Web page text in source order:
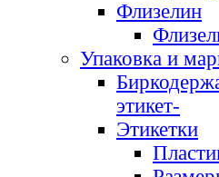
Флизелин
Упаковка и
этикет-
Этикетки